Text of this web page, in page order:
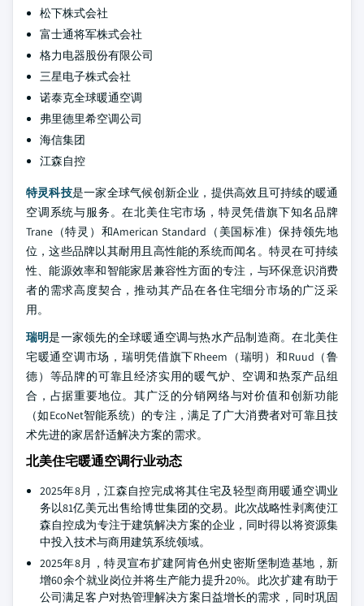
松下株式会社
富士通将军株式会社
格力电器股份有限公司
三星电子株式会社
诺泰克全球暖通空调
弗里德里希空调公司
海信集团
江森自控
特灵科技是一家全球气候创新企业，提供高效且可持续的暖通
空调系统与服务。在北美住宅市场，特灵凭借旗下知名品牌
Trane（特灵）和American Standard（美国标准）保持领先地
位，这些品牌以其耐用且高性能的系统而闻名。特灵在可持续
性、能源效率和智能家居兼容性方面的专注，与环保意识消费
者的需求高度契合，推动其产品在各住宅细分市场的广泛采
用。
瑞明是一家领先的全球暖通空调与热水产品制造商。在北美住
宅暖通空调市场，瑞明凭借旗下Rheem（瑞明）和Ruud（鲁
德）等品牌的可靠且经济实用的暖气炉、空调和热泵产品组
合，占据重要地位。其广泛的分销网络与对价值和创新功能
（如EcoNet智能系统）的专注，满足了广大消费者对可靠且技
术先进的家居舒适解决方案的需求。
北美住宅暖通空调行业动态
2025年8月，江森自控完成将其住宅及轻型商用暖通空调业
务以81亿美元出售给博世集团的交易。此次战略性剥离使江
森自控成为专注于建筑解决方案的企业，同时得以将资源集
中投入技术与商用建筑系统领域。
2025年8月，特灵宣布扩建阿肯色州史密斯堡制造基地，新
增60余个就业岗位并将生产能力提升20%。此次扩建有助于
公司满足客户对热管理解决方案日益增长的需求，同时巩固